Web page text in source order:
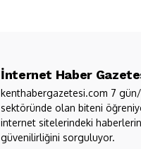
İnternet Haber
kenthabergazetesi.com 7
sektöründe olan biteni
internet sitelerindeki
güvenilirliğini sorguluyor.